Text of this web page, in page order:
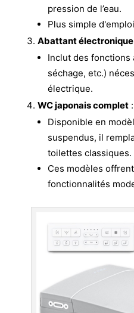
pression de l’eau.
Plus simple
Abattant électronique
Inclut des fonctions
séchage, etc.)
électrique.
WC japonais complet:
Disponible en
suspendus, il
toilettes classiques.
Ces modèles
fonctionnalités